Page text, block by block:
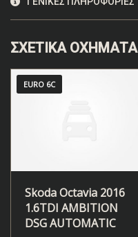
ΣΧΕΤΙΚΆ ΟΧΉΜΑΤΑ
EURO 6C
Skoda Octavia 2016
1.6TDI AMBITION
DSG AUTOMATIC